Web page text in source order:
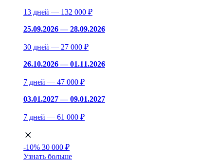
13 дней — 132 000 ₽
25.09.2026 — 28.09.2026
30 дней — 27 000 ₽
26.10.2026 — 01.11.2026
7 дней — 47 000 ₽
03.01.2027 — 09.01.2027
7 дней — 61 000 ₽
-10% 30 000 ₽
Узнать больше